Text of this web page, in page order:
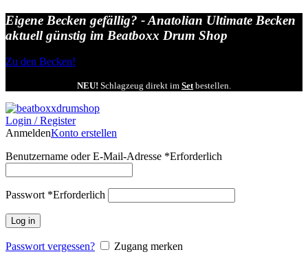
Eigene Becken gefällig? - Anatolian Ultimate Becken
aktuell günstig im Beatboxx Drum Shop
Zu den Becken!
NEU! Schlagzeug direkt im Setbestellen.
Login / Register
AnmeldenKonto erstellen
Benutzername oder E-Mail-Adresse *Erforderlich
Passwort *Erforderlich
Log in
Passwort vergessen?
Zugang merken